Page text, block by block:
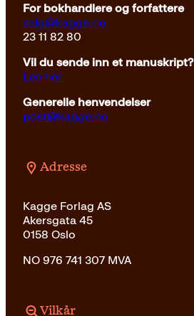
For bokhandlere og forfattere
salg@kagge.no
23 11 82 80
Vil du sende inn et manuskript?
Les her
Generelle henvendelser
post@kagge.no
Adresse
Kagge Forlag AS
Akersgata 45
0158 Oslo
NO 976 741 307 MVA
Vilkår